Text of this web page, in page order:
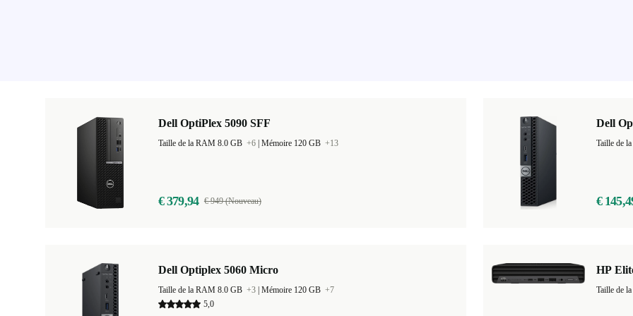
Dell OptiPlex 5090 SFF
Taille de la RAM 8.0 GB +6 Mémoire 120 GB +13
€ 379,94 € 949 (Nouveau)
Dell
Taille de
€
Dell Optiplex 5060 Micro
Taille de la RAM 8.0 GB +3 Mémoire 120 GB +7
5,0
HP
Taille de